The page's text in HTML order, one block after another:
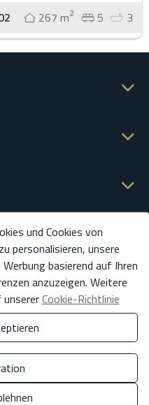
267 m2 5 3
und Cookies von
personalisieren, unsere
basierend auf Ihren
anzuzeigen. Weitere
Cookie-Richtlinie